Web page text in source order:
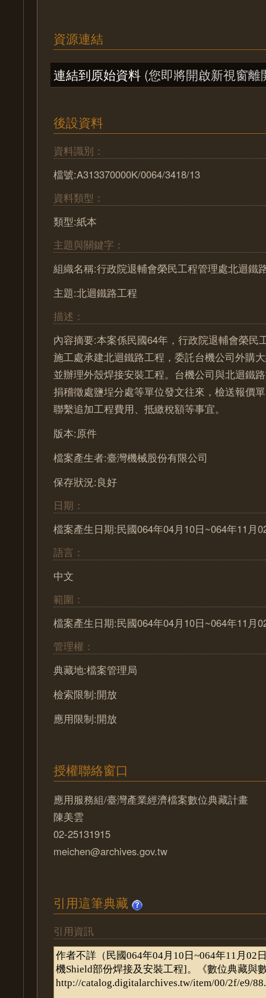
資源連結
連結到原始資料 (您即將開啟新視窗離
後設資料
資料識別：
檔號:A313370000K/0064/3418/13
資料類型：
類型:紙本
主題與關鍵字：
組織名稱:行政院退輔會榮民工程管理處北迴鐵
主題:北迴鐵路工程
描述：
內容摘要:本案係民國64年，行政院退輔會榮民
施工處承建北迴鐵路工程，委託台機公司外購
並辦理外殼焊接安裝工程。台機公司與北迴鐵
捐稽徵處鹽埕分處等單位發文往來，檢送報價
聯繫追加工程費用、抵繳稅額等事宜。
版本:原件
檔案產生者:臺灣機械股份有限公司
保存狀況:良好
日期：
檔案產生日期:民國064年04月10日~064年11月
語言：
中文
範圍：
檔案產生日期:民國064年04月10日~064年11月
管理權：
典藏地:檔案管理局
檢索限制:開放
應用限制:開放
授權聯絡窗口
應用服務組/臺灣產業經濟檔案數位典藏計畫
陳美雲
02-25131915
meichen@archives.gov.tw
引用這筆典藏
引用資訊